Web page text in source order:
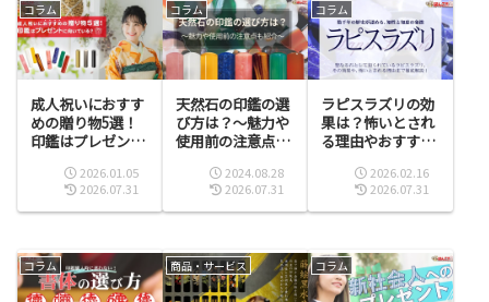
コラム
成人祝いにおすす
めの贈り物5選！
印鑑はプレゼント
2026.01.05
2026.07.31
コラム
天然石の印鑑の選
び方は？～魅力や
使用前の注意点も
2024.08.28
2026.07.31
コラム
ラピスラズリの効
果は？怖いとされ
る理由やおすすめ
2026.02.16
2026.07.31
コラム 商品・サービス コラム